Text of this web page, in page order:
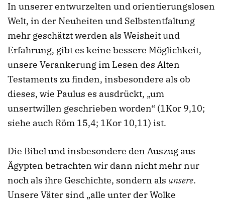
In unserer entwurzelten und orientierungslosen
Welt, in der Neuheiten und Selbstentfaltung
mehr geschätzt werden als Weisheit und
Erfahrung, gibt es keine bessere Möglichkeit,
unsere Verankerung im Lesen des Alten
Testaments zu finden, insbesondere als ob
dieses, wie Paulus es ausdrückt, „um
unsertwillen geschrieben worden“ (1Kor 9,10;
siehe auch Röm 15,4; 1Kor 10,11) ist.
Die Bibel und insbesondere den Auszug aus
Ägypten betrachten wir dann nicht mehr nur
noch als ihre Geschichte, sondern als unsere.
Unsere Väter sind „alle unter der Wolke